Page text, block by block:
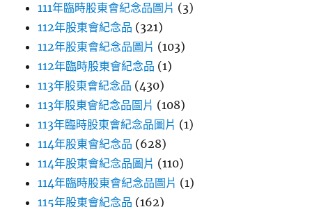
111年臨時股東會紀念品圖片 (3)
112年股東會紀念品 (321)
112年股東會紀念品圖片 (103)
112年臨時股東會紀念品 (1)
113年股東會紀念品 (430)
113年股東會紀念品圖片 (108)
113年臨時股東會紀念品圖片 (1)
114年股東會紀念品 (628)
114年股東會紀念品圖片 (110)
114年臨時股東會紀念品圖片 (1)
115年股東會紀念品 (162)